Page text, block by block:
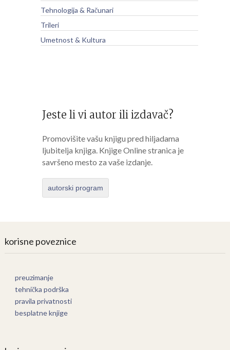
Tehnologija & Računari
Trileri
Umetnost & Kultura
Jeste li vi autor ili izdavač?
Promovišite vašu knjigu pred hiljadama
ljubitelja knjiga. Knjige Online stranica je
savršeno mesto za vaše izdanje.
autorski program
korisne poveznice
preuzimanje
tehnička podrška
pravila privatnosti
besplatne knjige